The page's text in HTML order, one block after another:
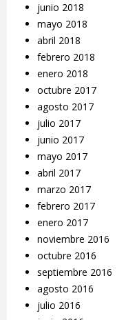
junio 2018
mayo 2018
abril 2018
febrero 2018
enero 2018
octubre 2017
agosto 2017
julio 2017
junio 2017
mayo 2017
abril 2017
marzo 2017
febrero 2017
enero 2017
noviembre 2016
octubre 2016
septiembre 2016
agosto 2016
julio 2016